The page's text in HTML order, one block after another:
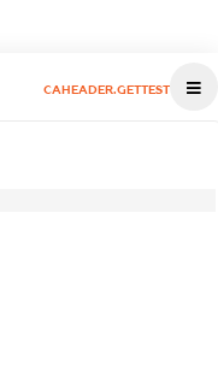
CAHEADER.GETTEST